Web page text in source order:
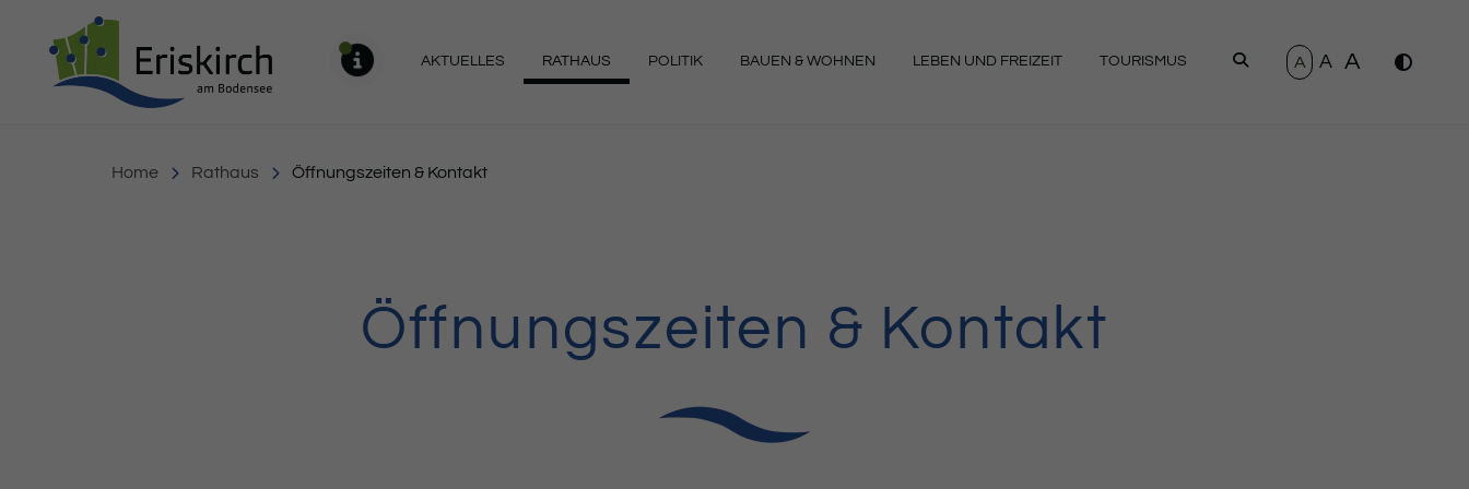
AKTUELLES RATHAUS POLITIK BAUEN & WOHNEN LEBEN UND FREIZEIT TOURISMUS SUCHEN
A A A
Home Rathaus Öffnungszeiten & Kontakt
Öffnungszeiten & Kontakt